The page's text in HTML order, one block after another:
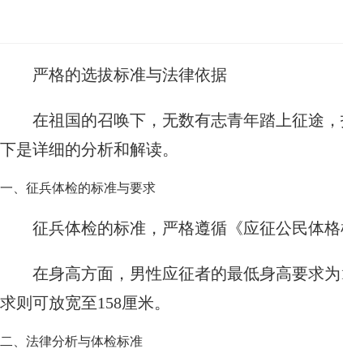
严格的选拔标准与法律依据
在祖国的召唤下，无数有志青年踏上征途
下是详细的分析和解读。
一、征兵体检的标准与要求
征兵体检的标准，严格遵循《应征公民体
在身高方面，男性应征者的最低身高要求
求则可放宽至158厘米。
二、法律分析与体检标准